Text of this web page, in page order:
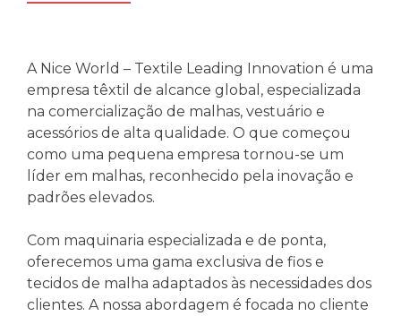
A Nice World – Textile Leading Innovation é uma
empresa têxtil de alcance global, especializada
na comercialização de malhas, vestuário e
acessórios de alta qualidade. O que começou
como uma pequena empresa tornou-se um
líder em malhas, reconhecido pela inovação e
padrões elevados.
Com maquinaria especializada e de ponta,
oferecemos uma gama exclusiva de fios e
tecidos de malha adaptados às necessidades dos
clientes. A nossa abordagem é focada no cliente